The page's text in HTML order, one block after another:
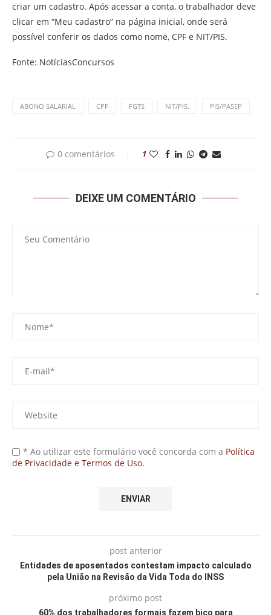
criar um cadastro. Após acessar a conta, o trabalhador deve
clicar em “Meu cadastro” na página inicial, onde será
possível conferir os dados como nome, CPF e NIT/PIS.
Fonte: NotíciasConcursos
ABONO SALARIAL CPF FGTS NIT/PIS. PIS/PASEP
0 comentários 1
DEIXE UM COMENTÁRIO
* Ao utilizar este formulário você concorda com a Política
de Privacidade e Termos de Uso.
post anterior
Entidades de aposentados contestam impacto calculado
pela União na Revisão da Vida Toda do INSS
próximo post
60% dos trabalhadores formais fazem bico para